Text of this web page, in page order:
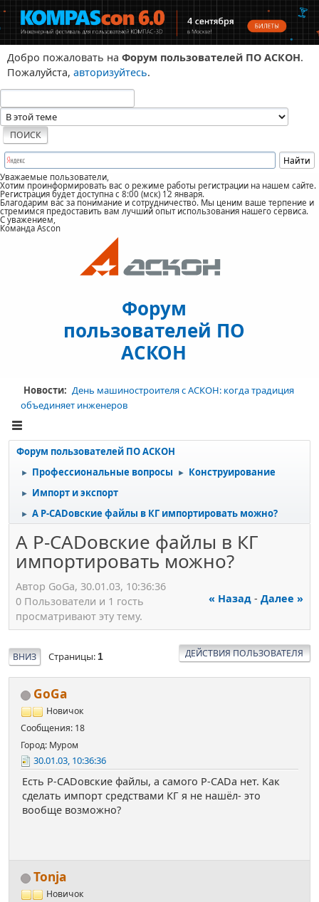
Добро пожаловать на Форум пользователей ПО АСКОН.
Пожалуйста, авторизуйтесь.
Уважаемые пользователи,
Хотим проинформировать вас о режиме работы регистрации на нашем сайте.
Регистрация будет доступна с 8:00 (мск) 12 января.
Благодарим вас за понимание и сотрудничество. Мы ценим ваше терпение и
стремимся предоставить вам лучший опыт использования нашего сервиса.
С уважением,
Команда Ascon
Форум
пользователей ПО
АСКОН
Новости: День машиностроителя с АСКОН: когда традиция
объединяет инженеров
Форум пользователей ПО АСКОН
► Профессиональные вопросы ► Конструирование
► Импорт и экспорт
► А P-CADовские файлы в КГ импортировать можно?
А P-CADовские файлы в КГ
импортировать можно?
Автор GoGa, 30.01.03, 10:36:36
« Назад - Далее »
0 Пользователи и 1 гость
просматривают эту тему.
ВНИЗ Страницы 1 ДЕЙСТВИЯ ПОЛЬЗОВАТЕЛЯ
GoGa
Новичок
Сообщения: 18
Город: Муром
30.01.03, 10:36:36
Есть P-CADовские файлы, а самого P-CADа нет. Как
сделать импорт средствами КГ я не нашёл- это
вообще возможно?
Tonja
Новичок